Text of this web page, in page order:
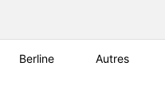
Berline Autres